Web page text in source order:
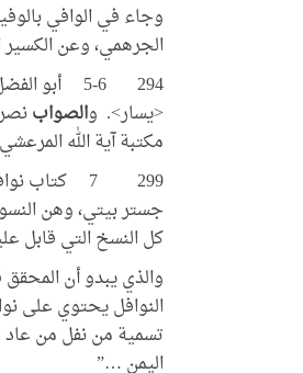
وجاء في الوافي
الجرهمي، وعن
294 5-6 أبو الفضل نصر بن مزاحم … و[مزاحم هو] مزاحم بن
<يسار>. والصواب
مكتبة آية الله المرعشي – قم – (1403هـ) وهو كذلك في
299 7 كتاب نوافل العرب (كذا بالفاء)
جستر بيتي، وهن
كل النسخ التي قابل
النوافل يحتوي على
تسمية من نفل من عاد
اليمن …”